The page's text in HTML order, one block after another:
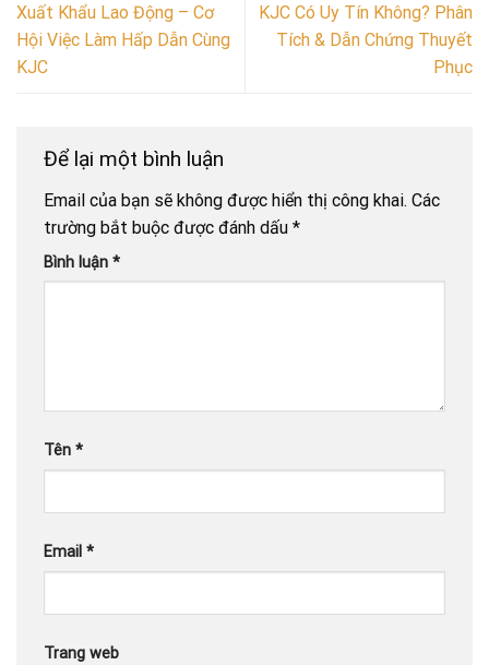
Xuất Khẩu Lao Động – Cơ
Hội Việc Làm Hấp Dẫn Cùng
KJC
KJC Có Uy Tín Không? Phân
Tích & Dẫn Chứng Thuyết
Phục
Để lại một bình luận
Email của bạn sẽ không được hiển thị công khai. Các
trường bắt buộc được đánh dấu *
Bình luận *
Tên *
Email *
Trang web